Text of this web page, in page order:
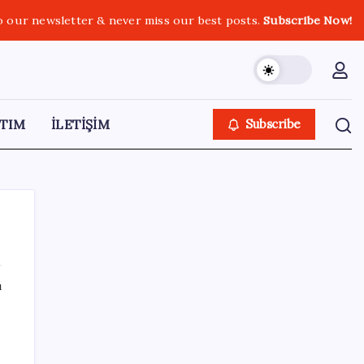
our newsletter & never miss our best posts.Subscribe Now!
İLETİŞİM Subscribe